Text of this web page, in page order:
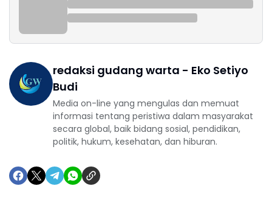
redaksi gudang warta - Eko Setiyo
Budi
Media on-line yang mengulas dan memuat
informasi tentang peristiwa dalam masyarakat
secara global, baik bidang sosial, pendidikan,
politik, hukum, kesehatan, dan hiburan.